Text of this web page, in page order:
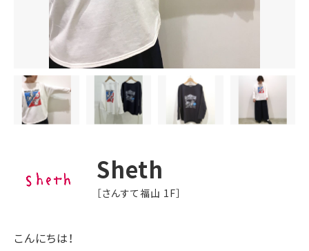
Sheth
［さんすて福山 1F］
こんにちは！